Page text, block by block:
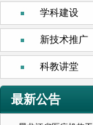
学科建设
新技术推广
科教讲堂
最新公告